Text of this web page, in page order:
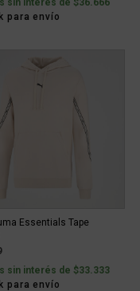
sin interés de $36.666
para envío
Essentials Tape
sin interés de $33.333
para envío